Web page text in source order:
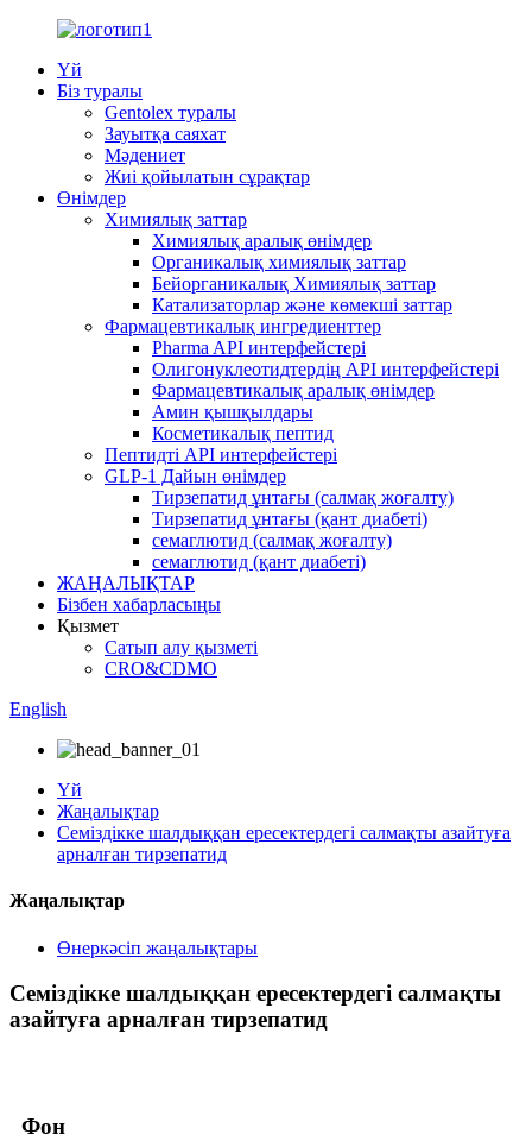
Үй
Біз туралы
Gentolex туралы
Зауытқа саяхат
Мәдениет
Жиі қойылатын сұрақтар
Өнімдер
Химиялық заттар
Химиялық аралық өнімдер
Органикалық химиялық заттар
Бейорганикалық Химиялық заттар
Катализаторлар және көмекші заттар
Фармацевтикалық ингредиенттер
Pharma API интерфейстері
Олигонуклеотидтердің API интерфейстері
Фармацевтикалық аралық өнімдер
Амин қышқылдары
Косметикалық пептид
Пептидті API интерфейстері
GLP-1 Дайын өнімдер
Тирзепатид ұнтағы (салмақ жоғалту)
Тирзепатид ұнтағы (қант диабеті)
семаглютид (салмақ жоғалту)
семаглютид (қант диабеті)
ЖАҢАЛЫҚТАР
Бізбен хабарласыңы
Қызмет
Сатып алу қызметі
CRO&CDMO
English
Үй
Жаңалықтар
Семіздікке шалдыққан ересектердегі салмақты азайтуға
арналған тирзепатид
Жаңалықтар
Өнеркәсіп жаңалықтары
Семіздікке шалдыққан ересектердегі салмақты
азайтуға арналған тирзепатид
Фон